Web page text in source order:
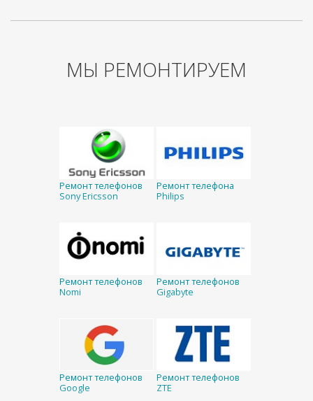
МЫ РЕМОНТИРУЕМ
Ремонт телефонов
Sony Ericsson
Ремонт телефона
Philips
Ремонт телефонов
Nomi
Ремонт телефонов
Gigabyte
Ремонт телефонов
Google
Ремонт телефонов
ZTE